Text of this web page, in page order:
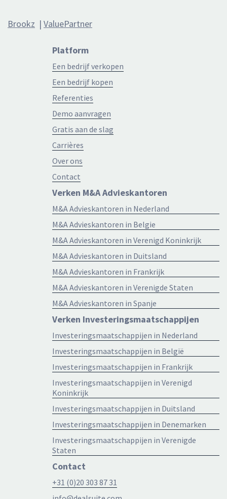
Brookz | ValuePartner
Platform
Een bedrijf verkopen
Een bedrijf kopen
Referenties
Demo aanvragen
Gratis aan de slag
Carrières
Over ons
Contact
Verken M&A Advieskantoren
M&A Advieskantoren in Nederland
M&A Advieskantoren in Belgie
M&A Advieskantoren in Verenigd Koninkrijk
M&A Advieskantoren in Duitsland
M&A Advieskantoren in Frankrijk
M&A Advieskantoren in Verenigde Staten
M&A Advieskantoren in Spanje
Verken Investeringsmaatschappijen
Investeringsmaatschappijen in Nederland
Investeringsmaatschappijen in België
Investeringsmaatschappijen in Frankrijk
Investeringsmaatschappijen in Verenigd
Koninkrijk
Investeringsmaatschappijen in Duitsland
Investeringsmaatschappijen in Denemarken
Investeringsmaatschappijen in Verenigde
Staten
Contact
+31 (0)20 303 87 31